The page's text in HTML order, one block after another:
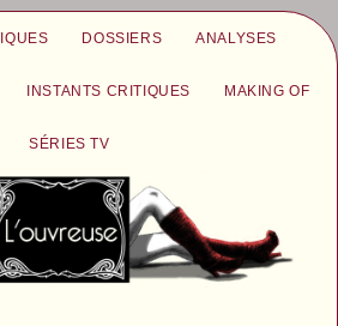
DOSSIERS ANALYSES
INSTANTS CRITIQUES MAKING OF
SÉRIES TV